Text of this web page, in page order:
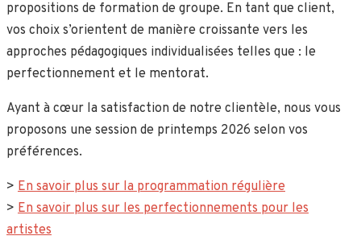
propositions de formation de groupe. En tant que client,
vos choix s’orientent de manière croissante vers les
approches pédagogiques individualisées telles que : le
perfectionnement et le mentorat.
Ayant à cœur la satisfaction de notre clientèle, nous vous
proposons une session de printemps 2026 selon vos
préférences.
> En savoir plus sur la programmation régulière
> En savoir plus sur les perfectionnements pour les
artistes